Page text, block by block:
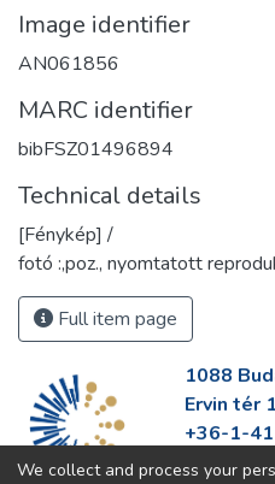
Image identifier
AN061856
MARC identifier
bibFSZ01496894
Technical details
[Fénykép] /
fotó :,poz., nyomtatott
Full item page
1088
Ervin tér
+36-1-
We collect and process your